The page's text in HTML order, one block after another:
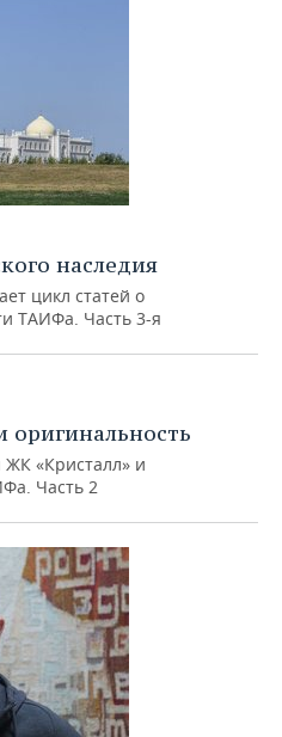
наследия
цикл статей о
ТАИФа. Часть 3-я
«Кристалл» и
Часть 2